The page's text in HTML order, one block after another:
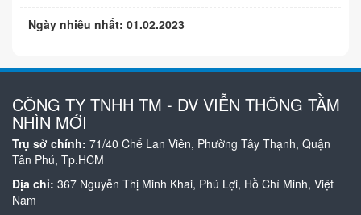
Ngày nhiều nhất: 01.02.2023
CÔNG TY TNHH TM - DV VIỄN THÔNG TẦM
NHÌN MỚI
Trụ sở chính: 71/40 Chế Lan Viên, Phường Tây Thạnh, Quận
Tân Phú, Tp.HCM
Địa chỉ: 367 Nguyễn Thị Minh Khai, Phú Lợi, Hồ Chí Minh, Việt
Nam